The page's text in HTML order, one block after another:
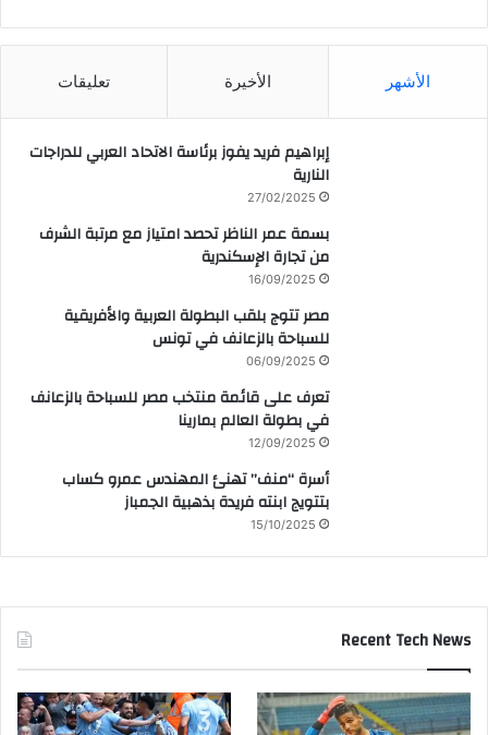
الأشهر الأخيرة تعليقات
إبراهيم فريد يفوز برئاسة الاتحاد العربي للدراجات
النارية
27/02/2025
بسمة عمر الناظر تحصد امتياز مع مرتبة الشرف
من تجارة الإسكندرية
16/09/2025
مصر تتوج بلقب البطولة العربية والأفريقية
للسباحة بالزعانف في تونس
06/09/2025
تعرف على قائمة منتخب مصر للسباحة بالزعانف
في بطولة العالم بمارينا
12/09/2025
أسرة “منف” تهنئ المهندس عمرو كساب
بتتويج ابنته فريدة بذهبية الجمباز
15/10/2025
Recent Tech News